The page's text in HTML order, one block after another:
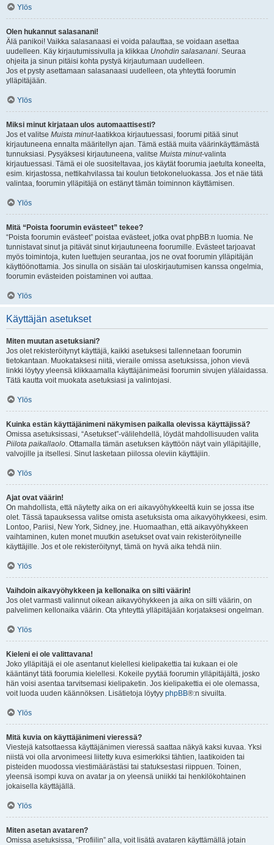
Ylös
Olen hukannut salasanani!
Älä panikoi! Vaikka salasanaasi ei voida palauttaa, se voidaan asettaa
uudelleen. Käy kirjautumissivulla ja klikkaa Unohdin salasanani. Seuraa
ohjeita ja sinun pitäisi kohta pystyä kirjautumaan uudelleen.
Jos et pysty asettamaan salasanaasi uudelleen, ota yhteyttä foorumin
ylläpitäjään.
Ylös
Miksi minut kirjataan ulos automaattisesti?
Jos et valitse Muista minut-laatikkoa kirjautuessasi, foorumi pitää sinut
kirjautuneena ennalta määritellyn ajan. Tämä estää muita väärinkäyttämästä
tunnuksiasi. Pysyäksesi kirjautuneena, valitse Muista minut-valinta
kirjautuessasi. Tämä ei ole suositeltavaa, jos käytät foorumia jaetulta koneelta,
esim. kirjastossa, nettikahvilassa tai koulun tietokoneluokassa. Jos et näe tätä
valintaa, foorumin ylläpitäjä on estänyt tämän toiminnon käyttämisen.
Ylös
Mitä “Poista foorumin evästeet” tekee?
“Poista foorumin evästeet” poistaa evästeet, jotka ovat phpBB:n luomia. Ne
tunnistavat sinut ja pitävät sinut kirjautuneena foorumille. Evästeet tarjoavat
myös toimintoja, kuten luettujen seurantaa, jos ne ovat foorumin ylläpitäjän
käyttöönottamia. Jos sinulla on sisään tai uloskirjautumisen kanssa ongelmia,
foorumin evästeiden poistaminen voi auttaa.
Ylös
Käyttäjän asetukset
Miten muutan asetuksiani?
Jos olet rekisteröitynyt käyttäjä, kaikki asetuksesi tallennetaan foorumin
tietokantaan. Muokataksesi niitä, vieraile omissa asetuksissa, johon vievä
linkki löytyy yleensä klikkaamalla käyttäjänimeäsi foorumin sivujen ylälaidassa.
Tätä kautta voit muokata asetuksiasi ja valintojasi.
Ylös
Kuinka estän käyttäjänimeni näkymisen paikalla olevissa käyttäjissä?
Omissa asetuksissasi, “Asetukset”-välilehdellä, löydät mahdollisuuden valita
Piilota paikallaolo. Ottamalla tämän asetuksen käyttöön näyt vain ylläpitäjille,
valvojille ja itsellesi. Sinut lasketaan piilossa oleviin käyttäjiin.
Ylös
Ajat ovat väärin!
On mahdollista, että näytetty aika on eri aikavyöhykkeeltä kuin se jossa itse
olet. Tässä tapauksessa valitse omista asetuksista oma aikavyöhykkeesi, esim.
Lontoo, Pariisi, New York, Sidney, jne. Huomaathan, että aikavyöhykkeen
vaihtaminen, kuten monet muutkin asetukset ovat vain rekisteröityneille
käyttäjille. Jos et ole rekisteröitynyt, tämä on hyvä aika tehdä niin.
Ylös
Vaihdoin aikavyöhykkeen ja kellonaika on silti väärin!
Jos olet varmasti valinnut oikean aikavyöhykkeen ja aika on silti väärin, on
palvelimen kellonaika väärin. Ota yhteyttä ylläpitäjään korjataksesi ongelman.
Ylös
Kieleni ei ole valittavana!
Joko ylläpitäjä ei ole asentanut kielellesi kielipakettia tai kukaan ei ole
kääntänyt tätä foorumia kielellesi. Kokeile pyytää foorumin ylläpitäjältä, josko
hän voisi asentaa tarvitsemasi kielipaketin. Jos kielipakettia ei ole olemassa,
voit luoda uuden käännöksen. Lisätietoja löytyy phpBB®:n sivuilta.
Ylös
Mitä kuvia on käyttäjänimeni vieressä?
Viestejä katsottaessa käyttäjänimen vieressä saattaa näkyä kaksi kuvaa. Yksi
niistä voi olla arvonimeesi liitetty kuva esimerkiksi tähtien, laatikoiden tai
pisteiden muodossa viestimäärästäsi tai statuksestasi riippuen. Toinen,
yleensä isompi kuva on avatar ja on yleensä uniikki tai henkilökohtainen
jokaisella käyttäjällä.
Ylös
Miten asetan avataren?
Omissa asetuksissa, “Profiilin” alla, voit lisätä avataren käyttämällä jotain